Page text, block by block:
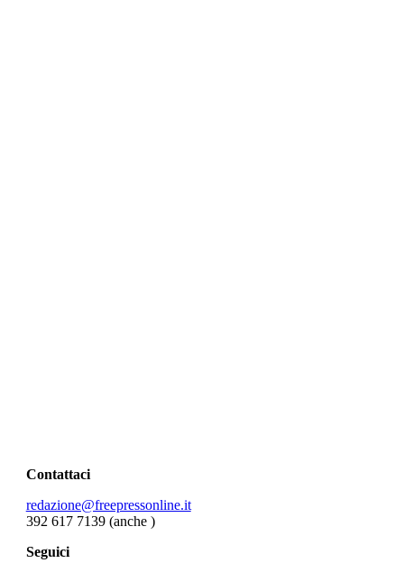
Contattaci
redazione@freepressonline.it
392 617 7139 (anche )
Seguici